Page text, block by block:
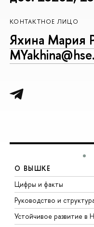
КОНТАКТНОЕ ЛИЦО
Яхина Мария
О ВЫШКЕ
Цифры и факты
Руководство и
Устойчивое развитие